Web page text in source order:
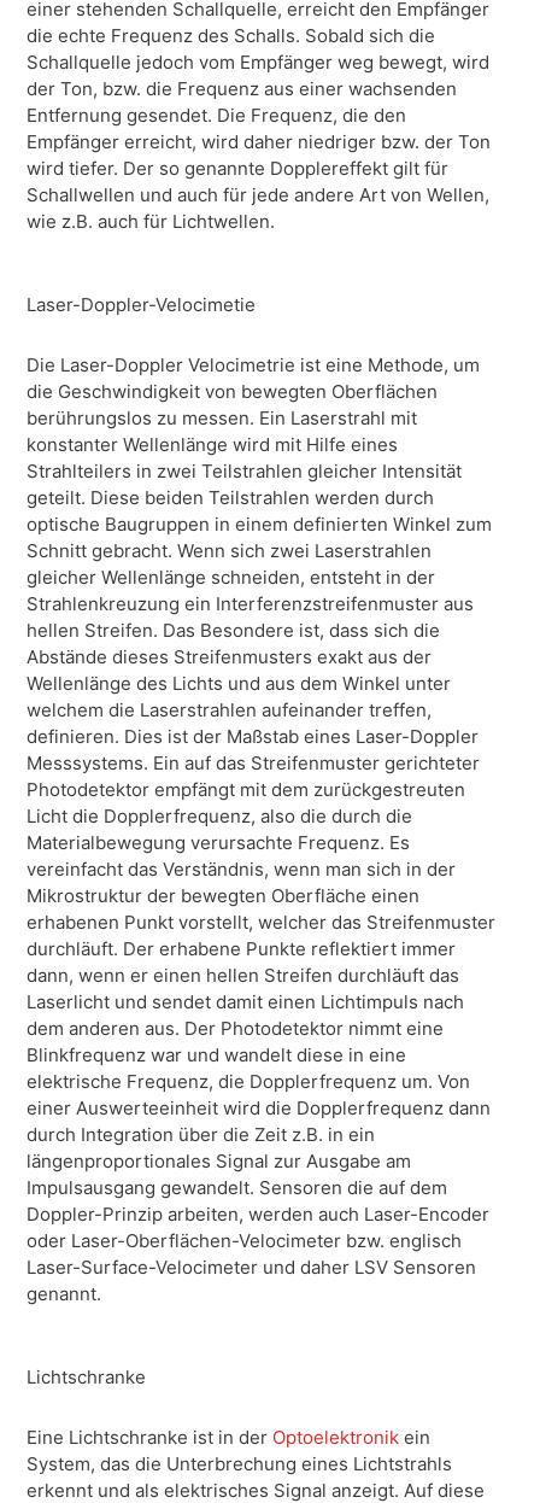
einer stehenden Schallquelle, erreicht den Empfänger
die echte Frequenz des Schalls. Sobald sich die
Schallquelle jedoch vom Empfänger weg bewegt, wird
der Ton, bzw. die Frequenz aus einer wachsenden
Entfernung gesendet. Die Frequenz, die den
Empfänger erreicht, wird daher niedriger bzw. der Ton
wird tiefer. Der so genannte Dopplereffekt gilt für
Schallwellen und auch für jede andere Art von Wellen,
wie z.B. auch für Lichtwellen.
Laser-Doppler-Velocimetie
Die Laser-Doppler Velocimetrie ist eine Methode, um
die Geschwindigkeit von bewegten Oberflächen
berührungslos zu messen. Ein Laserstrahl mit
konstanter Wellenlänge wird mit Hilfe eines
Strahlteilers in zwei Teilstrahlen gleicher Intensität
geteilt. Diese beiden Teilstrahlen werden durch
optische Baugruppen in einem definierten Winkel zum
Schnitt gebracht. Wenn sich zwei Laserstrahlen
gleicher Wellenlänge schneiden, entsteht in der
Strahlenkreuzung ein Interferenzstreifenmuster aus
hellen Streifen. Das Besondere ist, dass sich die
Abstände dieses Streifenmusters exakt aus der
Wellenlänge des Lichts und aus dem Winkel unter
welchem die Laserstrahlen aufeinander treffen,
definieren. Dies ist der Maßstab eines Laser-Doppler
Messsystems. Ein auf das Streifenmuster gerichteter
Photodetektor empfängt mit dem zurückgestreuten
Licht die Dopplerfrequenz, also die durch die
Materialbewegung verursachte Frequenz. Es
vereinfacht das Verständnis, wenn man sich in der
Mikrostruktur der bewegten Oberfläche einen
erhabenen Punkt vorstellt, welcher das Streifenmuster
durchläuft. Der erhabene Punkte reflektiert immer
dann, wenn er einen hellen Streifen durchläuft das
Laserlicht und sendet damit einen Lichtimpuls nach
dem anderen aus. Der Photodetektor nimmt eine
Blinkfrequenz war und wandelt diese in eine
elektrische Frequenz, die Dopplerfrequenz um. Von
einer Auswerteeinheit wird die Dopplerfrequenz dann
durch Integration über die Zeit z.B. in ein
längenproportionales Signal zur Ausgabe am
Impulsausgang gewandelt. Sensoren die auf dem
Doppler-Prinzip arbeiten, werden auch Laser-Encoder
oder Laser-Oberflächen-Velocimeter bzw. englisch
Laser-Surface-Velocimeter und daher LSV Sensoren
genannt.
Lichtschranke
Eine Lichtschranke ist in der Optoelektronik ein
System, das die Unterbrechung eines Lichtstrahls
erkennt und als elektrisches Signal anzeigt. Auf diese